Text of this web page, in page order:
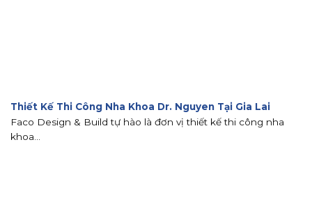
Thiết Kế Thi Công Nha Khoa Dr. Nguyen Tại Gia Lai
Faco Design & Build tự hào là đơn vị thiết kế thi công nha
khoa...